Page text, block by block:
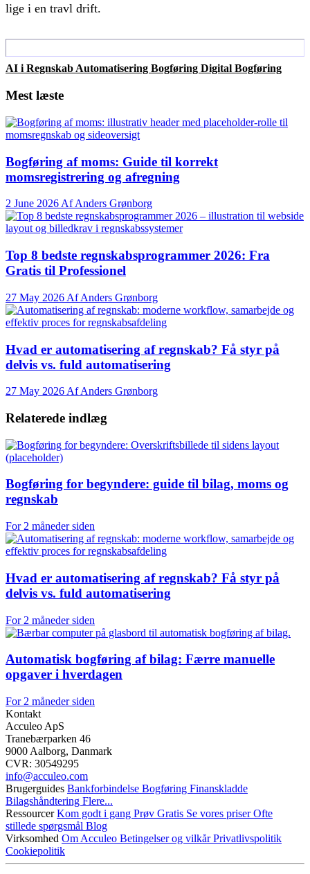
lige i en travl drift.
AI i RegnskabAutomatisering Bogføring Digital Bogføring
Mest læste
Bogføring af moms: Guide til korrekt
momsregistrering og afregning
2 June 2026 Af Anders Grønborg
Top 8 bedste regnskabs­programmer 2026: Fra
Gratis til Professionel
27 May 2026 Af Anders Grønborg
Hvad er automatisering af regnskab? Få styr på
delvis vs. fuld automatisering
27 May 2026 Af Anders Grønborg
Relaterede indlæg
Bogføring for begyndere: guide til bilag, moms og
regnskab
For 2 måneder siden
Hvad er automatisering af regnskab? Få styr på
delvis vs. fuld automatisering
For 2 måneder siden
Automatisk bogføring af bilag: Færre manuelle
opgaver i hverdagen
For 2 måneder siden
Kontakt
Acculeo ApS
Tranebærparken 46
9000 Aalborg, Danmark
CVR: 30549295
info@​acculeo.com
Brugerguides Bankforbindelse Bogføring Finanskladde
Bilagshåndtering Flere...
RessourcerKom godt i gang Prøv Gratis Se vores priserOfte
stillede spørgsmål Blog
Virksomhed Om Acculeo Betingelser og vilkårPrivatlivspolitik
Cookiepolitik